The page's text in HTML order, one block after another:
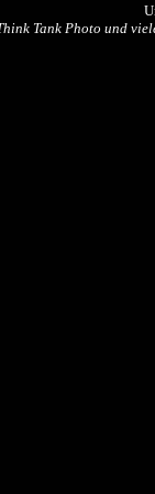
Tank Photo und